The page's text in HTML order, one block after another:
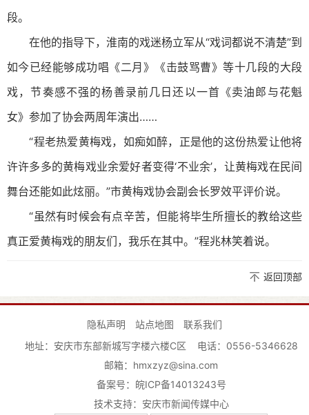
段。
在他的指导下，淮南的戏迷杨立军从“戏词都说不清楚”到
如今已经能够成功唱《二月》《击鼓骂曹》等十几段的大段
戏，节奏感不强的杨善录前几日还以一首《卖油郎与花魁
女》参加了协会两周年演出……
“程老热爱黄梅戏，如痴如醉，正是他的这份热爱让他将
许许多多的黄梅戏业余爱好者变得‘不业余’，让黄梅戏在民间
舞台还能如此炫丽。”市黄梅戏协会副会长罗效平评价说。
“虽然有时候会有点辛苦，但能将毕生所擅长的教给这些
真正爱黄梅戏的朋友们，我乐在其中。”程兆林笑着说。
返回顶部
隐私声明 站点地图
联系我们
地址：安庆市东部新城写字楼六楼C区
电话：0556-5346628
邮箱：hmxzyz@sina.com
备案号： 皖ICP备14013243号
技术支持：安庆市新闻传媒中心